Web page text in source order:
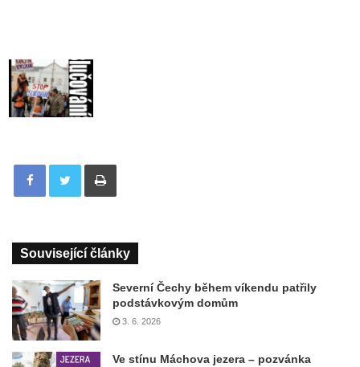
Tisknout
Související články
Severní Čechy během víkendu patřily
podstávkovým domům
3. 6. 2026
Ve stínu Máchova jezera – pozvánka